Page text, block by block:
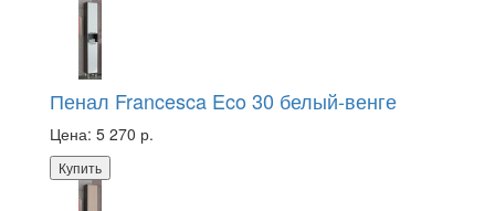
Пенал Francesca Eco 30 белый-венге
Цена: 5 270 р.
Купить